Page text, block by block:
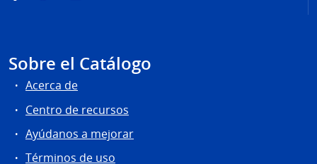
Sobre el Catálogo
Acerca de
Centro de recursos
Ayúdanos a mejorar
Términos de uso